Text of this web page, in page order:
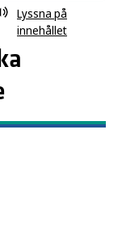
Lyssna på
innehållet